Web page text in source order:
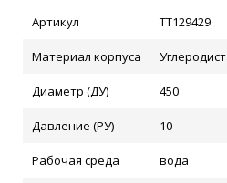
Артикул ТТ129429
Материал корпуса
Диаметр (ДУ) 450
Давление (РУ) 10
Рабочая среда вода